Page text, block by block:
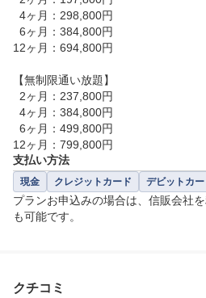
12ヶ月：694,800円
【無制限通い放題】
12ヶ月：799,800円
支払い方法
現金 クレジットカード デビットカー
プランお申込みの場合は、信販会社
も可能です。
クチコミ